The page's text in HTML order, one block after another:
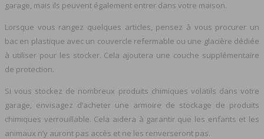
garage, mais ils peuvent également entrer dans votre maison.
Lorsque vous rangez quelques articles, pensez à vous procurer un
bac en plastique avec un couvercle refermable ou une glacière dédiée
à utiliser pour les stocker. Cela ajoutera une couche supplémentaire
de protection.
Si vous stockez de nombreux produits chimiques volatils dans votre
garage, envisagez d’acheter une armoire de stockage de produits
chimiques verrouillable. Cela aidera à garantir que les enfants et les
animaux n’y auront pas accès et ne les renverseront pas.